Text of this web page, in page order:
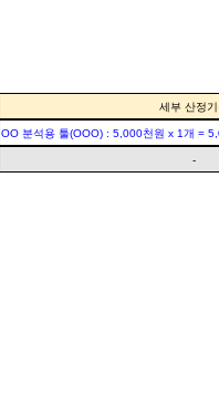
세부 산정
OO 분석용 툴(OOO) : 5,000천원 x 1개 =
-